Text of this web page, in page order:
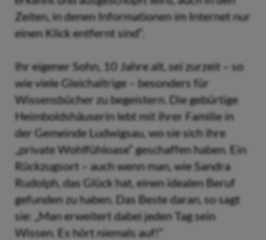
Zeiten, in denen Informationen im Internet nur
einen Klick entfernt sind“.
Ihr eigener Sohn, 10 Jahre alt, sei zurzeit – so
wie viele Gleichaltrige – besonders für
Wissensbücher zu begeistern. Die gebürtige
Heimboldshäuserin lebt mit ihrer Familie in
der Gemeinde Ludwigsau, wo sie sich ihre
„private Wohlfühloase“ geschaffen haben. Ein
Rückzugsort – auch wenn man, wie Sandra
Rudolph, das Glück hat, einen idealen Beruf
gefunden zu haben. Das Beste daran, so sagt
sie: „Man erweitert dabei jeden Tag sein
Wissen. Es hört niemals auf!“